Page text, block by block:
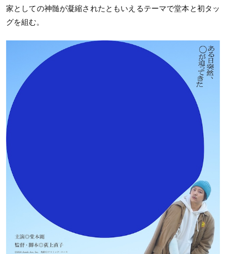
家としての神髄が凝縮されたともいえるテーマで堂本と初タッ
グを組む。